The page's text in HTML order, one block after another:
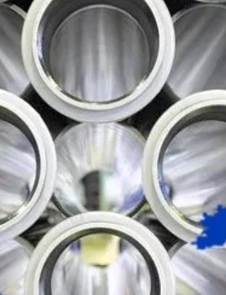
5 TIPS PARA ELEGIR EL MEJOR TALENTO
HUMANO